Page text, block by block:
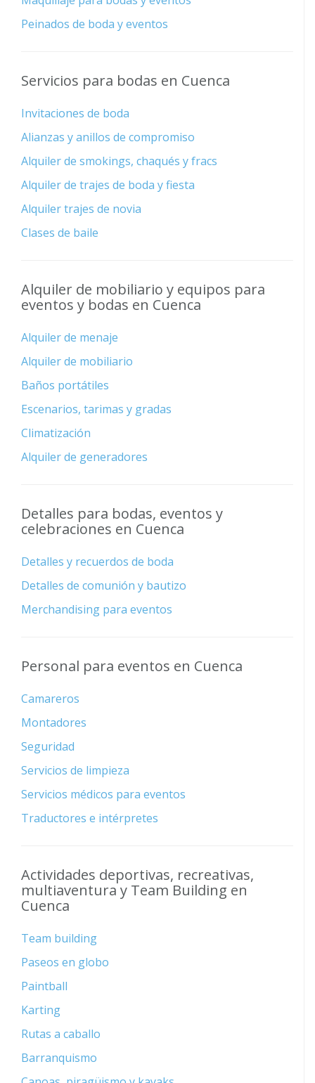
Peinados de boda y eventos
Servicios para bodas en Cuenca
Invitaciones de boda
Alianzas y anillos de compromiso
Alquiler de smokings, chaqués y fracs
Alquiler de trajes de boda y fiesta
Alquiler trajes de novia
Clases de baile
Alquiler de mobiliario y equipos para
eventos y bodas en Cuenca
Alquiler de menaje
Alquiler de mobiliario
Baños portátiles
Escenarios, tarimas y gradas
Climatización
Alquiler de generadores
Detalles para bodas, eventos y
celebraciones en Cuenca
Detalles y recuerdos de boda
Detalles de comunión y bautizo
Merchandising para eventos
Personal para eventos en Cuenca
Camareros
Montadores
Seguridad
Servicios de limpieza
Servicios médicos para eventos
Traductores e intérpretes
Actividades deportivas, recreativas,
multiaventura y Team Building en
Cuenca
Team building
Paseos en globo
Paintball
Karting
Rutas a caballo
Barranquismo